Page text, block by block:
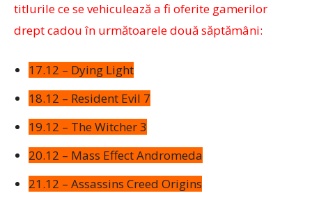
titlurile ce se vehiculează a fi oferite gamerilor
drept cadou în următoarele două săptămâni:
17.12 – Dying Light
18.12 – Resident Evil 7
19.12 – The Witcher 3
20.12 – Mass Effect Andromeda
21.12 – Assassins Creed Origins